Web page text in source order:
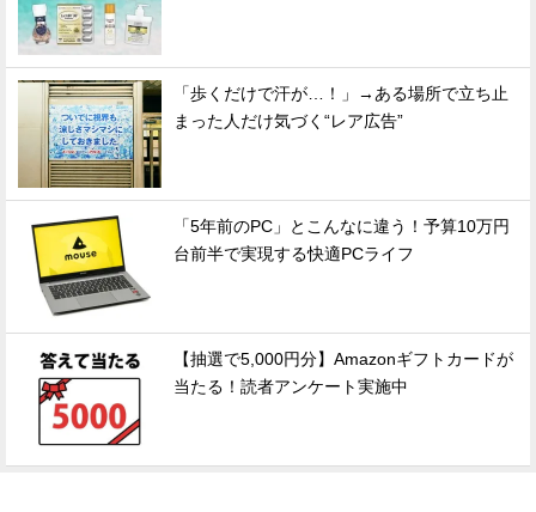
「歩くだけで汗が…！」→ある場所で立ち止
まった人だけ気づく“レア広告”
「5年前のPC」とこんなに違う！予算10万円
台前半で実現する快適PCライフ
【抽選で5,000円分】Amazonギフトカードが
当たる！読者アンケート実施中